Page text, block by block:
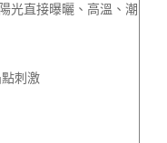
光直接曝曬、高溫、潮
刺激